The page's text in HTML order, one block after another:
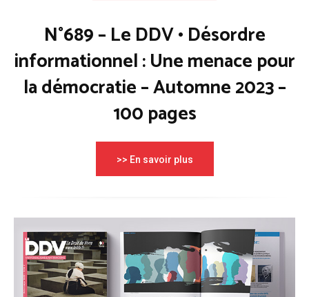
N°689 – Le DDV • Désordre
informationnel : Une menace pour
la démocratie – Automne 2023 –
100 pages
>> En savoir plus